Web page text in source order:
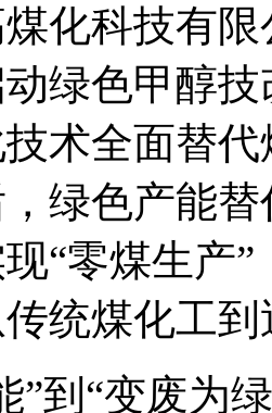
化科技有
绿色甲醇
术全面替
绿色产能
“零煤生产
统煤化工
”到“变废为